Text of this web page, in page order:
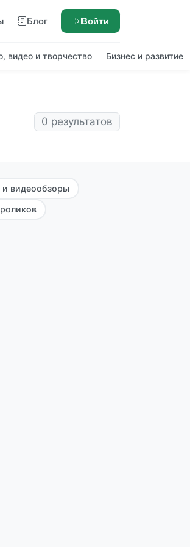
Блог Войти
видео и творчество Бизнес и развитие
0 результатов
видеообзоры